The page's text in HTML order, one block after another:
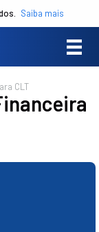
Saiba mais
CLT